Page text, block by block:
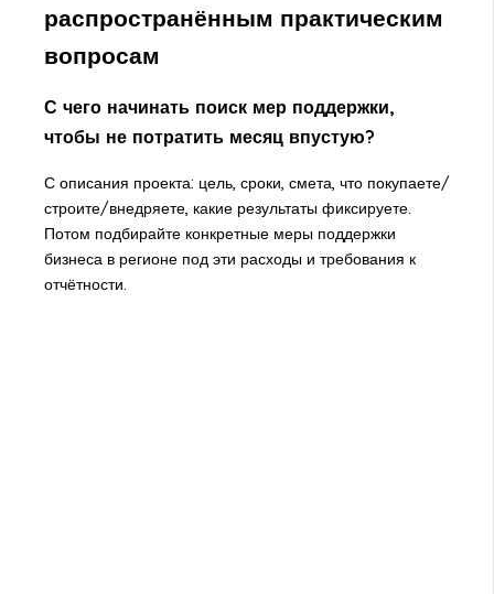
распространённым практическим
вопросам
С чего начинать поиск мер поддержки,
чтобы не потратить месяц впустую?
С описания проекта: цель, сроки, смета, что покупаете/
строите/внедряете, какие результаты фиксируете.
Потом подбирайте конкретные меры поддержки
бизнеса в регионе под эти расходы и требования к
отчётности.